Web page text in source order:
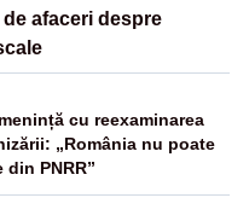
afaceri despre
cu reexaminarea
„România nu poate
din PNRR”